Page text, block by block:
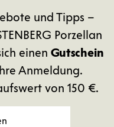
und Tipps –
Porzellan
einen Gutschein
Anmeldung.
von 150 €.